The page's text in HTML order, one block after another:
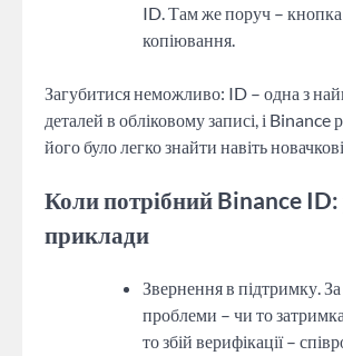
ID. Там же поруч –
копіювання.
Загубитися неможливо: ID – одна з
деталей в обліковому записі, і Binance
його було легко знайти навіть новачкові.
Коли потрібний Binance ID:
приклади
Звернення в підтримку. За
проблеми – чи то
то збій верифікації –